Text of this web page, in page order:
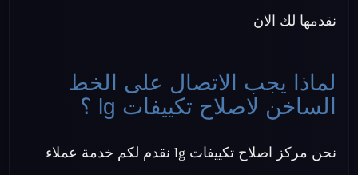
نقدمها لك الان
لماذا يجب الاتصال على الخط
الساخن لاصلاح تكييفات lg ؟
نحن مركز اصلاح تكييفات lg نقدم لكم خدمة عملاء